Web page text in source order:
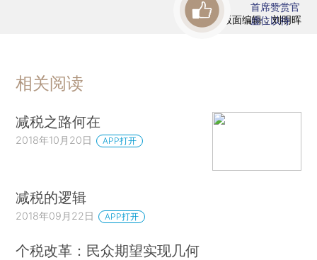
版面编辑：刘明晖
首席赞赏官
虚位以待
相关阅读
减税之路何在
2018年10月20日 APP打开
减税的逻辑
2018年09月22日 APP打开
个税改革：民众期望实现几何